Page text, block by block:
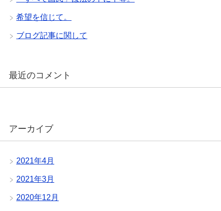
希望を信じて。
ブログ記事に関して
最近のコメント
アーカイブ
2021年4月
2021年3月
2020年12月